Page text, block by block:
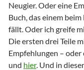
Neugier. Oder eine
Buch, das einem
fällt. Oder ich greife
Die ersten drei Teile
Empfehlungen –
und hier. Und in